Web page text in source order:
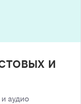
и
аудио